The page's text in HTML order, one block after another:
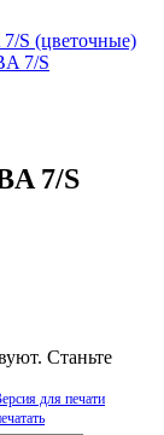
S (цветочные)
7/S
Станьте